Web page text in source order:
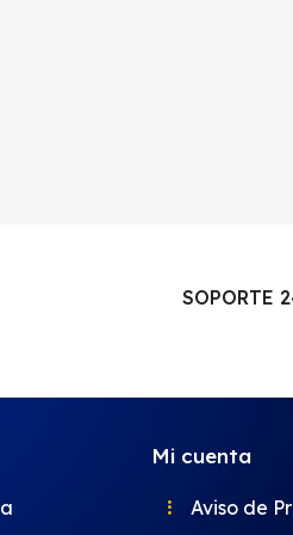
SOPORTE
Mi cuenta
Aviso de